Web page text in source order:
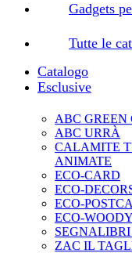
Gadgets
Tutte le
Catalogo
Esclusive
ABC GREEN
ABC URRÀ
CALAMITE
ANIMATE
ECO-CARD
ECO-
ECO-
ECO-WOODY
ZAC IL